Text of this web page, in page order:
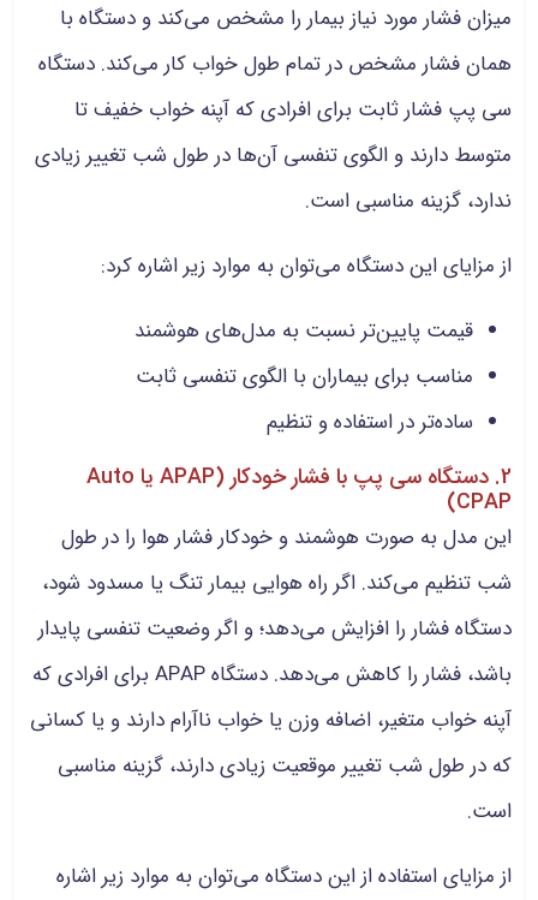
میزان فشار مورد نیاز بیمار را مشخص می‌کند و دستگاه با
همان فشار مشخص در تمام طول خواب کار می‌کند. دستگاه
سی پپ فشار ثابت برای افرادی که آپنه خواب خفیف تا
متوسط دارند و الگوی تنفسی آن‌ها در طول شب تغییر زیادی
ندارد، گزینه مناسبی است.
از مزایای این دستگاه می‌توان به موارد زیر اشاره کرد:
قیمت پایین‌تر نسبت به مدل‌های هوشمند
مناسب برای بیماران با الگوی تنفسی ثابت
ساده‌تر در استفاده و تنظیم
2. دستگاه سی پپ با فشار خودکار (APAP یا Auto
CPAP)
این مدل به صورت هوشمند و خودکار فشار هوا را در طول
شب تنظیم می‌کند. اگر راه هوایی بیمار تنگ یا مسدود شود،
دستگاه فشار را افزایش می‌دهد؛ و اگر وضعیت تنفسی پایدار
باشد، فشار را کاهش می‌دهد. دستگاه APAP برای افرادی که
آپنه خواب متغیر، اضافه وزن یا خواب ناآرام دارند و یا کسانی
که در طول شب تغییر موقعیت زیادی دارند، گزینه مناسبی
است.
از مزایای استفاده از این دستگاه می‌توان به موارد زیر اشاره